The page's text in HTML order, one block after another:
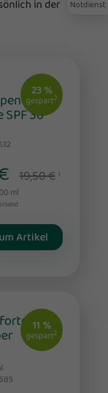
in der
23 %
gespart2
30
19,50 € 1
ml
Artikel
11 %
gespart2
Notdienst